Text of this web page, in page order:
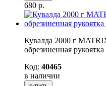
680 р.
Кувалда 2000 г
обрезиненная
Код: 40465
в наличии